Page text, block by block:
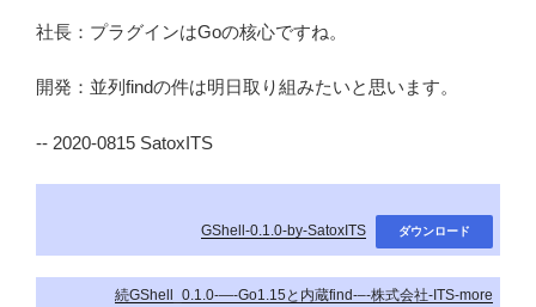
社長：プラグインはGoの核心ですね。
開発：並列findの件は明日取り組みたいと思います。
-- 2020-0815 SatoxITS
GShell-0.1.0-by-SatoxITS ダウンロード
続GShell_0.1.0-—-Go1.15と内蔵find-–-株式会社-ITS-more